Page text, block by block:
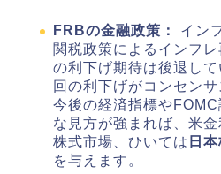
FRBの金融政策：
イン
関税政策によるインフ
の利下げ期待は後退し
回の利下げがコンセン
今後の経済指標や
な見方が強まれば、米
株式市場、ひいては 日
を与えます。